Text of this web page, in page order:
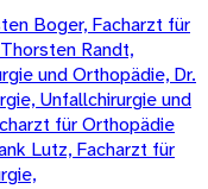
Boger, Facharzt für
Randt,
und Orthopädie, Dr.
Unfallchirurgie und
für Orthopädie
Lutz, Facharzt für